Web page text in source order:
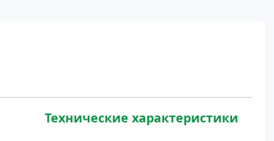
Технические характеристики